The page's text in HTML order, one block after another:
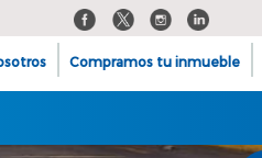
Compramos tu inmueble